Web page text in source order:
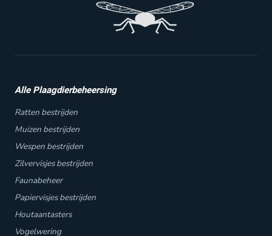
Alle Plaagdierbeheersing
Ratten bestrijden
Muizen bestrijden
Wespen bestrijden
Zilvervisjes bestrijden
Faunabeheer
Papiervisjes bestrijden
Houtaantasters
Vogelwering